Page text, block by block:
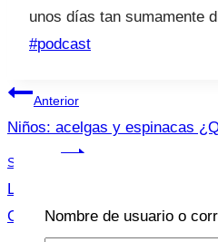
unos días tan sumamente
Etiquetas
la
entrada:
#podcast
Navegación
de
entradas
Anterior
Niños: acelgas y espinacas
Siguiente
La educación, un viaje
Gestionando Hijos.
Nombre de usuario o